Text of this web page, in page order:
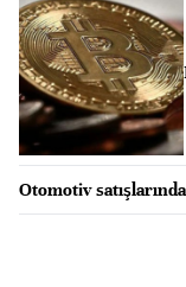
Otomotiv